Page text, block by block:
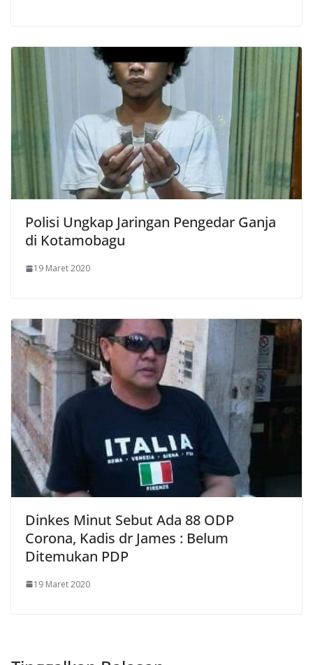
Polisi Ungkap Jaringan Pengedar Ganja
di Kotamobagu
19 Maret 2020
Dinkes Minut Sebut Ada 88 ODP
Corona, Kadis dr James : Belum
Ditemukan PDP
19 Maret 2020